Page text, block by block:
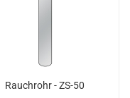
Rauchrohr - ZS-50